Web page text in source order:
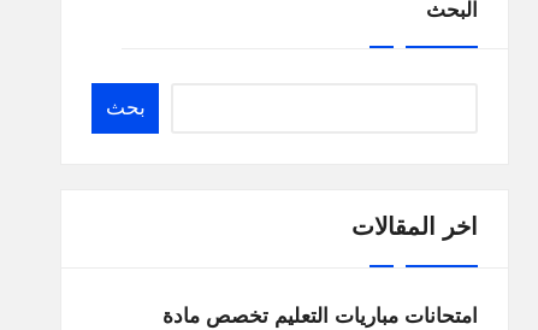
البحث
بحث
اخر المقالات
امتحانات مباريات التعليم تخصص مادة